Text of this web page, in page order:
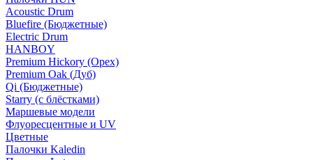
Acoustic Drum
Bluefire (Бюджетные)
Electric Drum
HANBOY
Premium Hickory (Орех)
Premium Oak (Дуб)
Qi (Бюджетные)
Starry (с блёстками)
Маршевые модели
Флуоресцентные и UV
Цветные
Палочки Kaledin